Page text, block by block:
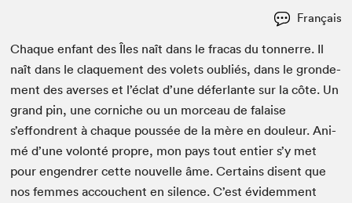
Français
Chaque enfant des Îles naît dans le fra­cas du ton­nerre. Il
naît dans le claque­ment des volets oubliés, dans le gron­de­
ment des avers­es et l’éclat d’une défer­lante sur la côte. Un
grand pin, une cor­niche ou un morceau de falaise
s’effondrent à chaque poussée de la mère en douleur. Ani­
mé d’une volon­té pro­pre, mon pays tout entier s’y met
pour engen­dr­er cette nou­velle âme. Cer­tains dis­ent que
nos femmes accouchent en silence. C’est évidem­ment